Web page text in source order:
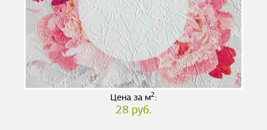
Цена за м2:
28 руб.